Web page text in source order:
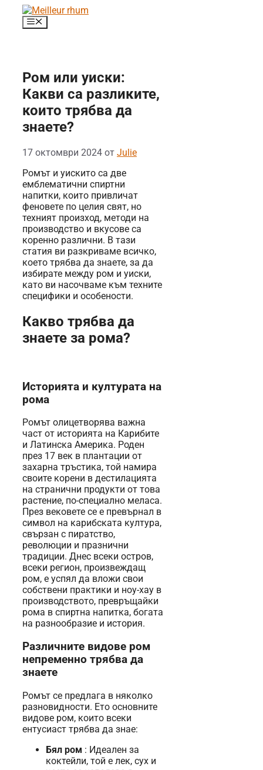
съдържанието
Меню
Ром или уиски:
Какви са разликите,
които трябва да
знаете?
17 октомври 2024 от Julie
Ромът и уискито са две
емблематични спиртни
напитки, които привличат
феновете по целия свят, но
техният произход, методи на
производство и вкусове са
коренно различни. В тази
статия ви разкриваме всичко,
което трябва да знаете, за да
избирате между ром и уиски,
като ви насочваме към техните
специфики и особености.
Какво трябва да
знаете за рома?
Историята и културата на
рома
Ромът олицетворява важна
част от историята на Карибите
и Латинска Америка. Роден
през 17 век в плантации от
захарна тръстика, той намира
своите корени в дестилацията
на странични продукти от това
растение, по-специално меласа.
През вековете се е превърнал в
символ на карибската култура,
свързан с пиратство,
революции и празнични
традиции. Днес всеки остров,
всеки регион, произвеждащ
ром, е успял да вложи свои
собствени практики и ноу-хау в
производството, превръщайки
рома в спиртна напитка, богата
на разнообразие и история.
Различните видове ром
непременно трябва да
знаете
Ромът се предлага в няколко
разновидности. Ето основните
видове ром, които всеки
ентусиаст трябва да знае:
Бял ром : Идеален за
коктейли, той е лек, сух и